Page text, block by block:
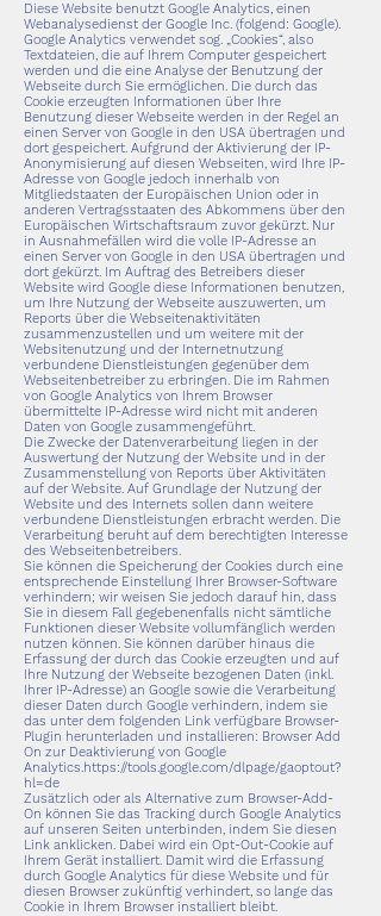
Diese Website benutzt Google Analytics, einen
Webanalysedienst der Google Inc. (folgend: Google).
Google Analytics verwendet sog. „Cookies“, also
Textdateien, die auf Ihrem Computer gespeichert
werden und die eine Analyse der Benutzung der
Webseite durch Sie ermöglichen. Die durch das
Cookie erzeugten Informationen über Ihre
Benutzung dieser Webseite werden in der Regel an
einen Server von Google in den USA übertragen und
dort gespeichert. Aufgrund der Aktivierung der IP-
Anonymisierung auf diesen Webseiten, wird Ihre IP-
Adresse von Google jedoch innerhalb von
Mitgliedstaaten der Europäischen Union oder in
anderen Vertragsstaaten des Abkommens über den
Europäischen Wirtschaftsraum zuvor gekürzt. Nur
in Ausnahmefällen wird die volle IP-Adresse an
einen Server von Google in den USA übertragen und
dort gekürzt. Im Auftrag des Betreibers dieser
Website wird Google diese Informationen benutzen,
um Ihre Nutzung der Webseite auszuwerten, um
Reports über die Webseitenaktivitäten
zusammenzustellen und um weitere mit der
Websitenutzung und der Internetnutzung
verbundene Dienstleistungen gegenüber dem
Webseitenbetreiber zu erbringen. Die im Rahmen
von Google Analytics von Ihrem Browser
übermittelte IP-Adresse wird nicht mit anderen
Daten von Google zusammengeführt.
Die Zwecke der Datenverarbeitung liegen in der
Auswertung der Nutzung der Website und in der
Zusammenstellung von Reports über Aktivitäten
auf der Website. Auf Grundlage der Nutzung der
Website und des Internets sollen dann weitere
verbundene Dienstleistungen erbracht werden. Die
Verarbeitung beruht auf dem berechtigten Interesse
des Webseitenbetreibers.
Sie können die Speicherung der Cookies durch eine
entsprechende Einstellung Ihrer Browser-Software
verhindern; wir weisen Sie jedoch darauf hin, dass
Sie in diesem Fall gegebenenfalls nicht sämtliche
Funktionen dieser Website vollumfänglich werden
nutzen können. Sie können darüber hinaus die
Erfassung der durch das Cookie erzeugten und auf
Ihre Nutzung der Webseite bezogenen Daten (inkl.
Ihrer IP-Adresse) an Google sowie die Verarbeitung
dieser Daten durch Google verhindern, indem sie
das unter dem folgenden Link verfügbare Browser-
Plugin herunterladen und installieren: Browser Add
On zur Deaktivierung von Google
Analytics.https://tools.google.com/dlpage/gaoptout?
hl=de
Zusätzlich oder als Alternative zum Browser-Add-
On können Sie das Tracking durch Google Analytics
auf unseren Seiten unterbinden, indem Sie diesen
Link anklicken. Dabei wird ein Opt-Out-Cookie auf
Ihrem Gerät installiert. Damit wird die Erfassung
durch Google Analytics für diese Website und für
diesen Browser zukünftig verhindert, so lange das
Cookie in Ihrem Browser installiert bleibt.